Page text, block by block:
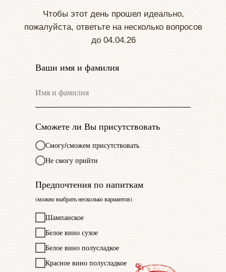
Чтобы этот день прошел идеально,
пожалуйста, ответьте на несколько вопросов
до 04.04.26
Ваши имя и фамилия
Сможете ли Вы присутствовать
Смогу/сможем присутствовать
Не смогу прийти
Предпочтения по напиткам
(можно выбрать несколько вариантов)
Шампанское
Белое вино сухое
Белое вино полусладкое
Красное вино полусладкое